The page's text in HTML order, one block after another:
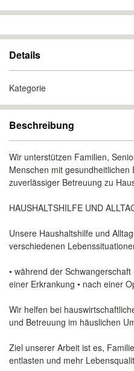
Details
Kategorie
Beschreibung
Wir unterstützen Familien,
Menschen mit gesundheitlichen
zuverlässiger Betreuung zu
HAUSHALTSHILFE UND
Unsere Haushaltshilfe und
verschiedenen
• während der
einer Erkrankung • nach einer
Wir helfen bei
und Betreuung im häuslichen
Ziel unserer Arbeit ist es,
entlasten und mehr